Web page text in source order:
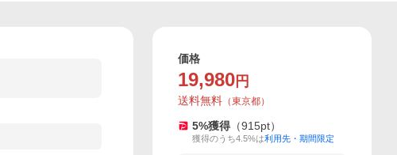
価格
19,980 円
送料無料 （東京都）
5%獲得 （915pt）
獲得のうち4.5%は利用先・期間限定